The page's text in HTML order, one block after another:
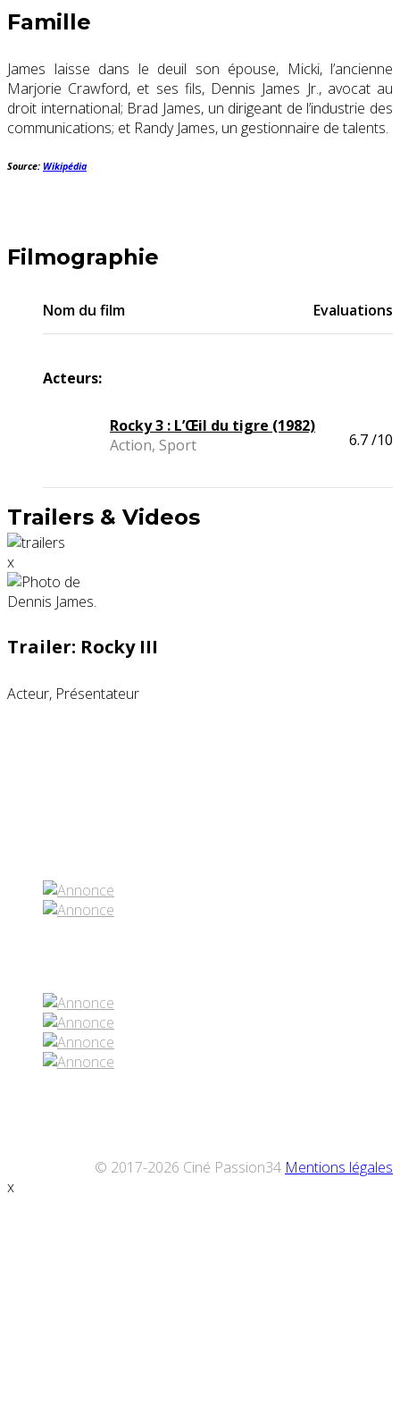
Famille
James laisse dans le deuil son épouse, Micki, l’ancienne
Marjorie Crawford, et ses fils, Dennis James Jr., avocat au
droit international; Brad James, un dirigeant de l’industrie des
communications; et Randy James, un gestionnaire de talents.
Source: Wikipédia
Filmographie
Nom du film Evaluations
Acteurs:
Rocky 3 : L’Œil du tigre (1982)
Action, Sport
6.7/10
Trailers & Videos
x
Trailer: Rocky III
Acteur, Présentateur
© 2017-2026 Ciné Passion34 Mentions légales
x